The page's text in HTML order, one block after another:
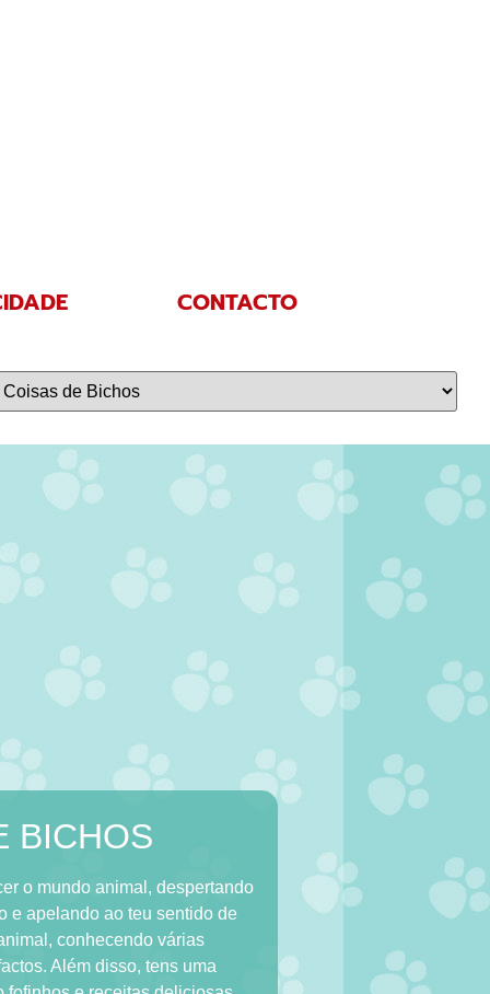
CONTACTO
BICHOS
o mundo animal, despertando
e apelando ao teu sentido de
conhecendo várias
Além disso, tens uma